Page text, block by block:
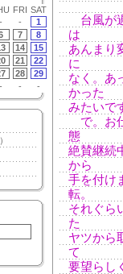
FRI SAT
- -
1
7
8
14
15
21
22
28
29
- - -
台風が
は
あんまり
に
なく。あ
かった
みたいで
で。お
態
絶賛継続
から
手を付け
転。
それぐら
た
ヤツから
て
要望らし